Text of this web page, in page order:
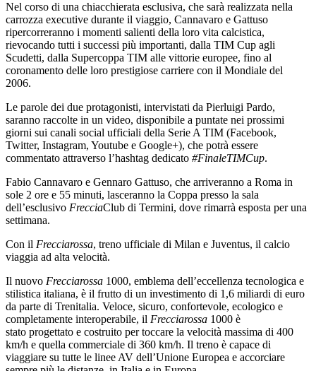
Nel corso di una chiacchierata esclusiva, che sarà realizzata nella
carrozza executive durante il viaggio, Cannavaro e Gattuso
ripercorreranno i momenti salienti della loro vita calcistica,
rievocando tutti i successi più importanti, dalla TIM Cup agli
Scudetti, dalla Supercoppa TIM alle vittorie europee, fino al
coronamento delle loro prestigiose carriere con il Mondiale del
2006.
Le parole dei due protagonisti, intervistati da Pierluigi Pardo,
saranno raccolte in un video, disponibile a puntate nei prossimi
giorni sui canali social ufficiali della Serie A TIM (Facebook,
Twitter, Instagram, Youtube e Google+), che potrà essere
commentato attraverso l’hashtag dedicato #FinaleTIMCup.
Fabio Cannavaro e Gennaro Gattuso, che arriveranno a Roma in
sole 2 ore e 55 minuti, lasceranno la Coppa presso la sala
dell’esclusivo FrecciaClub di Termini, dove rimarrà esposta per una
settimana.
Con il Frecciarossa, treno ufficiale di Milan e Juventus, il calcio
viaggia ad alta velocità.
Il nuovo Frecciarossa 1000, emblema dell’eccellenza tecnologica e
stilistica italiana, è il frutto di un investimento di 1,6 miliardi di euro
da parte di Trenitalia. Veloce, sicuro, confortevole, ecologico e
completamente interoperabile, il Frecciarossa 1000 è
stato progettato e costruito per toccare la velocità massima di 400
km/h e quella commerciale di 360 km/h. Il treno è capace di
viaggiare su tutte le linee AV dell’Unione Europea e accorciare